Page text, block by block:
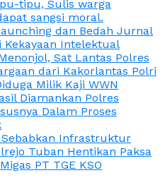
tipu, Sulis warga
sangsi moral.
dan Bedah Jurnal
Kekayaan Intelektual
Sat Lantas Polres
dari Kakorlantas Polri
Milik Kaji WWN
Diamankan Polres
Dalam Proses
Sebabkan Infrastruktur
Tuban Hentikan Paksa
PT TGE KSO